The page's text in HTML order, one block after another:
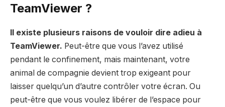
TeamViewer ?
Il existe plusieurs raisons de vouloir dire adieu à
TeamViewer. Peut-être que vous l’avez utilisé
pendant le confinement, mais maintenant, votre
animal de compagnie devient trop exigeant pour
laisser quelqu’un d’autre contrôler votre écran. Ou
peut-être que vous voulez libérer de l’espace pour